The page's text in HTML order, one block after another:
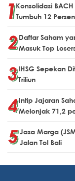
Konsolidasi
Tumbuh 12
Daftar Saham
Masuk Top
IHSG Sepekan
Triliun
Intip Jajaran
Melonjak 71,2
Jasa Marga
Jalan Tol Bali